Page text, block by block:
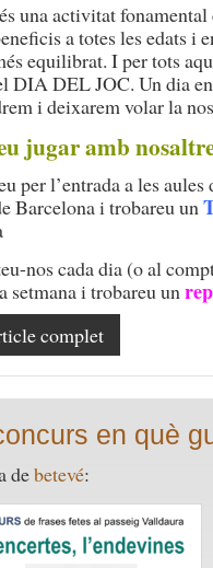
una activitat fonamental
a totes les edats i
equilibrat. I per tots
DIA DEL JOC. Un dia
i deixarem volar la
jugar amb
per l’entrada a les
Barcelona i trobareu un
nos cada dia (o al
setmana i trobareu un
complet
en què
debetevé: